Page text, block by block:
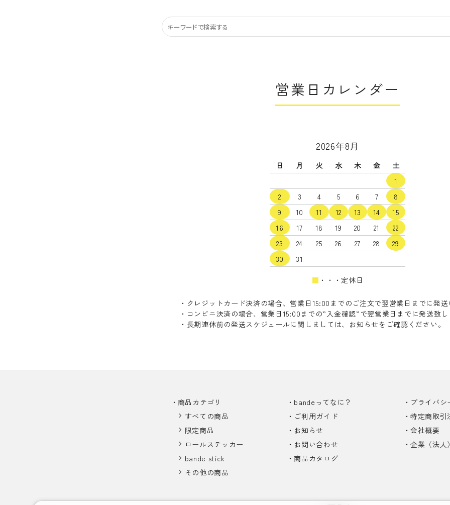
営業日カレンダー
2026年8月
日 月 火 水 木 金
土
1
2
3 4 5 6 7
8
9
10 11 12 13 14
15
16
17 18 19 20 21
22
23
24 25 26 27 28
29
30
31
■ ・・・定休日
・クレジットカード決済の場合、営業日15:00までのご注文で翌営業日までに発送
・コンビニ決済の場合、営業日15:00までの”入金確認”で翌営業日までに発送致し
・長期連休前の発送スケジュールに関しましては、お知らせをご確認ください。
商品カテゴリ
すべての商品
限定商品
ロールステッカー
bande stick
その他の商品
bandeってなに？
ご利用ガイド
お知らせ
お問い合わせ
商品カタログ
プライバシ
特定商取引
会社概要
企業（法人